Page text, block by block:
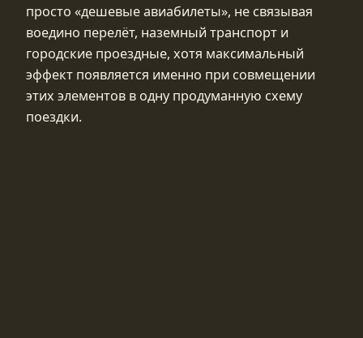
просто «дешевые авиабилеты», не связывая
воедино перелёт, наземный транспорт и
городские проездные, хотя максимальный
эффект появляется именно при совмещении
этих элементов в одну продуманную схему
поездки.